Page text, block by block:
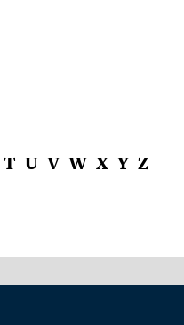
T U V W X Y Z